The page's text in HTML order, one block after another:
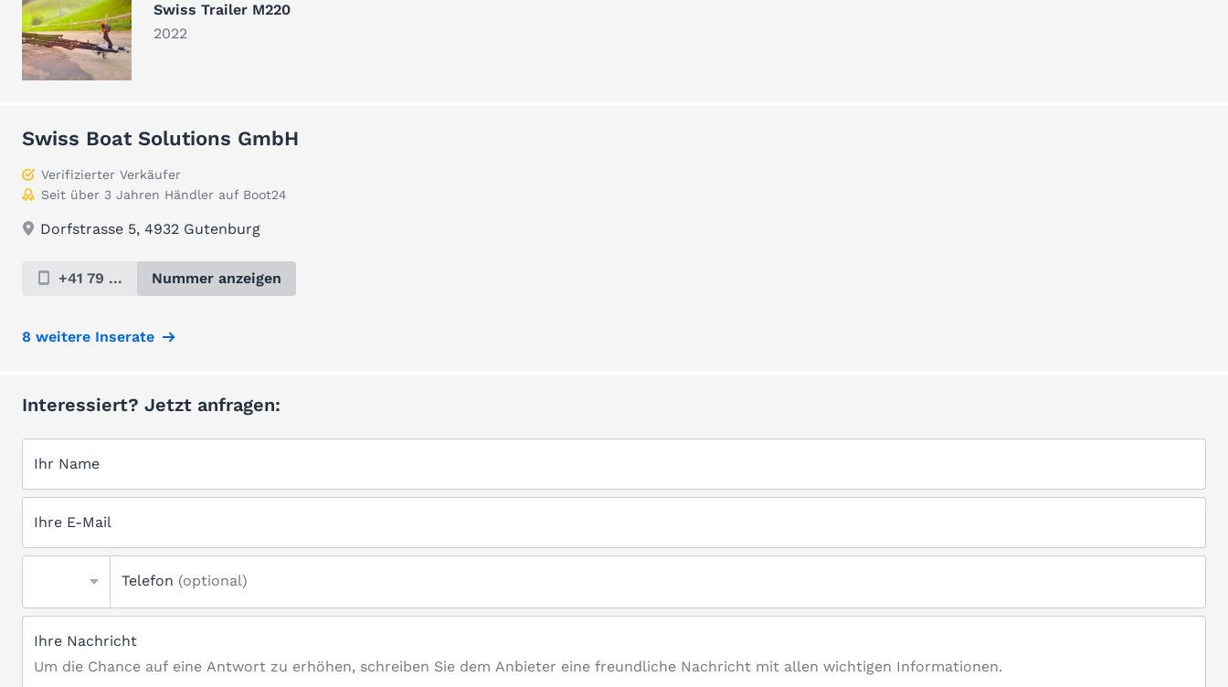
Swiss Trailer M220
2022
Swiss Boat Solutions GmbH
Verifizierter Verkäufer
Seit über 3 Jahren Händler auf Boot24
Dorfstrasse 5, 4932 Gutenburg
+41 79 ... Nummer anzeigen
8 weitere Inserate
Interessiert? Jetzt anfragen:
Ihr Name
Ihre E-Mail
Telefon (optional)
Ihre Nachricht